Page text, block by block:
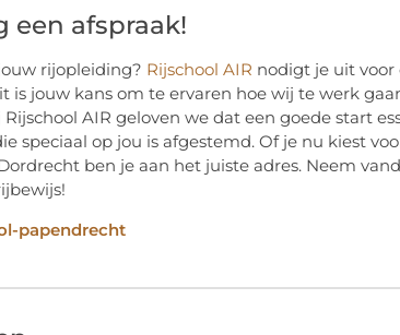
een afspraak!
rijopleiding? Rijschool AIR nodigt je uit voor
is jouw kans om te ervaren hoe wij te werk
AIR geloven we dat een goede start
speciaal op jou is afgestemd. Of je nu kiest
ben je aan het juiste adres. Neem
papendrecht